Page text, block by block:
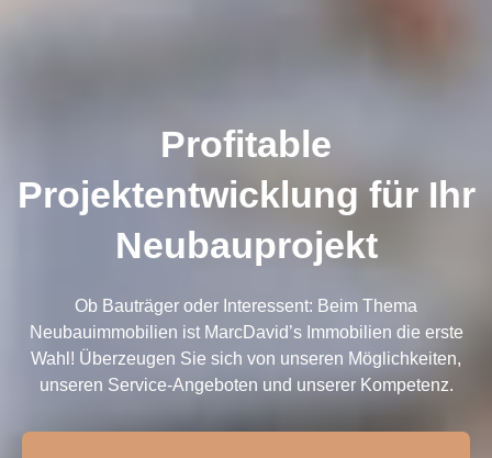
Profitable
Projektentwicklung für Ihr
Neubauprojekt
Ob Bauträger oder Interessent: Beim Thema
Neubauimmobilien ist MarcDavid’s Immobilien die erste
Wahl! Überzeugen Sie sich von unseren Möglichkeiten,
unseren Service-Angeboten und unserer Kompetenz.